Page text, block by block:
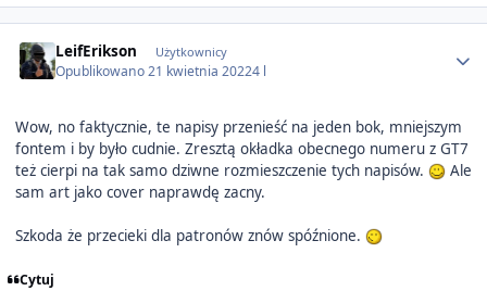
LeifErikson Użytkownicy
Opublikowano21 kwietnia 20224 l
Wow, no faktycznie, te napisy przenieść na jeden bok, mniejszym
fontem i by było cudnie. Zresztą okładka obecnego numeru z GT7
też cierpi na tak samo dziwne rozmieszczenie tych napisów.
Ale
sam art jako cover naprawdę zacny.
Szkoda że przecieki dla patronów znów spóźnione.
Cytuj